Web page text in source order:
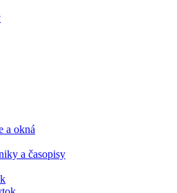
a okná
a časopisy